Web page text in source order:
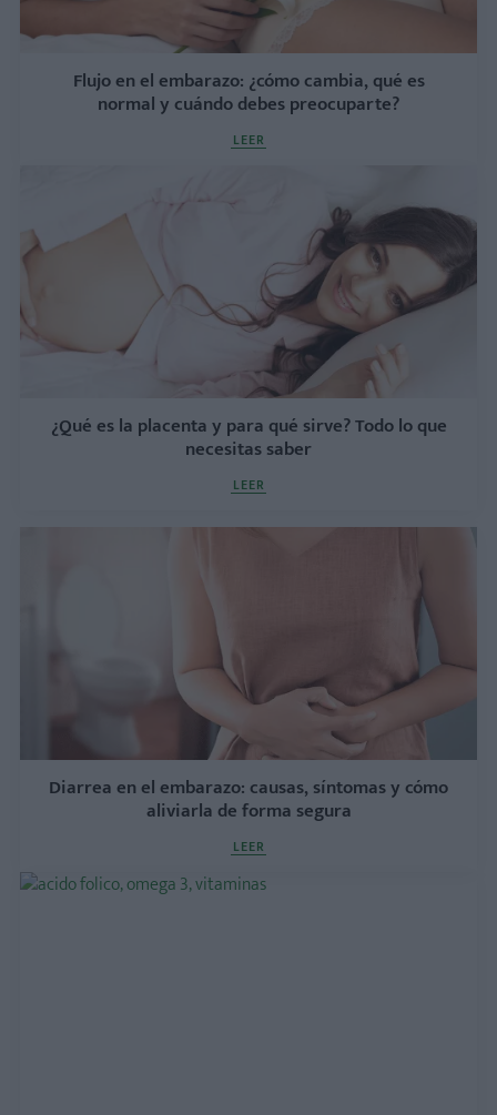
Flujo en el embarazo: ¿cómo cambia, qué es
normal y cuándo debes preocuparte?
LEER
¿Qué es la placenta y para qué sirve? Todo lo que
necesitas saber
LEER
Diarrea en el embarazo: causas, síntomas y cómo
aliviarla de forma segura
LEER